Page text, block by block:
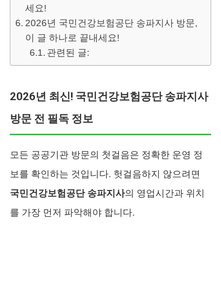
세요!
2026년 국민건강보험공단 송파지사 방문,
이 글 하나로 끝내세요!
관련된 글:
2026년 최신! 국민건강보험공단 송파지사
방문 전 필독 정보
모든 공공기관 방문의 첫걸음은 정확한 운영 정
보를 확인하는 것입니다. 헛걸음하지 않으려면
국민건강보험공단 송파지사의 영업시간과 위치
를 가장 먼저 파악해야 합니다.